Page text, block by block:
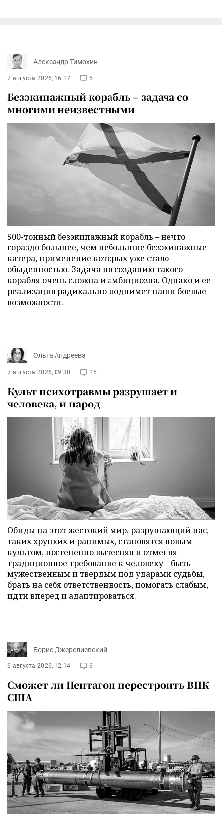
Александр Тимохин
7 августа 2026, 16:17 5
Безэкипажный корабль – задача со
многими неизвестными
500-тонный безэкипажный корабль – нечто
гораздо большее, чем небольшие безэкипажные
катера, применение которых уже стало
обыденностью. Задача по созданию такого
корабля очень сложна и амбициозна. Однако и ее
реализация радикально поднимет наши боевые
возможности.
Ольга Андреева
7 августа 2026, 09:30 15
Культ психотравмы разрушает и
человека, и народ
Обиды на этот жестокий мир, разрушающий нас,
таких хрупких и ранимых, становятся новым
культом, постепенно вытесняя и отменяя
традиционное требование к человеку – быть
мужественным и твердым под ударами судьбы,
брать на себя ответственность, помогать слабым,
идти вперед и адаптироваться.
Борис Джерелиевский
6 августа 2026, 12:14 6
Сможет ли Пентагон перестроить ВПК
США